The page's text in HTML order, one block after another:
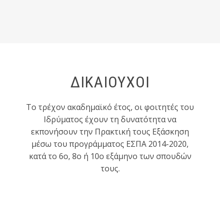
ΔΙΚΑΙΟΥΧΟΙ
Το τρέχον ακαδημαϊκό έτος, οι φοιτητές του
Ιδρύματος έχουν τη δυνατότητα να
εκπονήσουν την Πρακτική τους Εξάσκηση
μέσω του προγράμματος ΕΣΠΑ 2014-2020,
κατά το 6ο, 8ο ή 10ο εξάμηνο των σπουδών
τους.